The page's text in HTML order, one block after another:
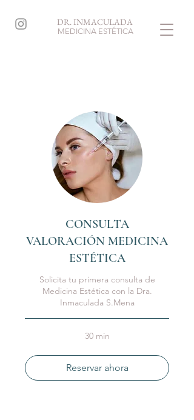
DR. INMACULADA
MEDICINA ESTÉTICA
CONSULTA
VALORACIÓN MEDICINA
ESTÉTICA
Solicita tu primera consulta de
Medicina Estética con la Dra.
Inmaculada S.Mena
30 min
Reservar ahora